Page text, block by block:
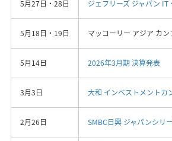
5月27日・28日 ジェフリーズ ジャパン
5月18日・19日 マッコーリー アジア カン
5月14日 2026年3月期 決算発表
3月3日 大和 インベストメントカ
2月26日 SMBC日興 ジャパンシリ